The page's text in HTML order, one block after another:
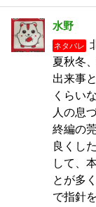
水野
ネタバレ
夏秋冬
出来事
くらい
人の息
終編の
良くし
して、
とが多
で指針